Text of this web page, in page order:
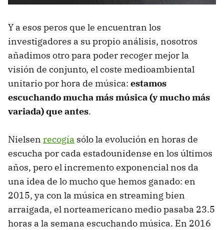
Y a esos peros que le encuentran los
investigadores a su propio análisis, nosotros
añadimos otro para poder recoger mejor la
visión de conjunto, el coste medioambiental
unitario por hora de música: estamos
escuchando mucha más música (y mucho más
variada) que antes.
Nielsen recogía sólo la evolución en horas de
escucha por cada estadounidense en los últimos
años, pero el incremento exponencial nos da
una idea de lo mucho que hemos ganado: en
2015, ya con la música en streaming bien
arraigada, el norteamericano medio pasaba 23.5
horas a la semana escuchando música. En 2016